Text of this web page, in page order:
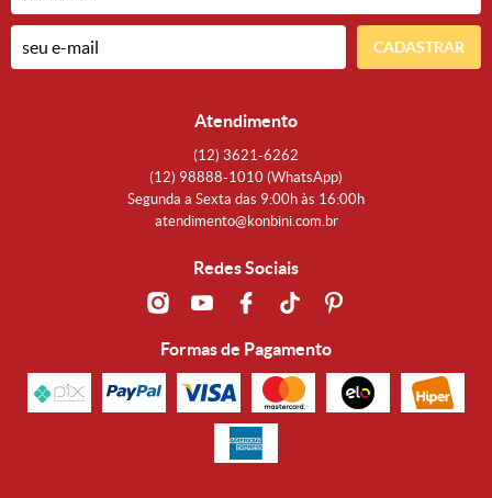
CADASTRAR
Atendimento
(12) 3621-6262
(12) 98888-1010 (WhatsApp)
Segunda a Sexta das 9:00h às 16:00h
atendimento@konbini.com.br
Redes Sociais
Formas de Pagamento